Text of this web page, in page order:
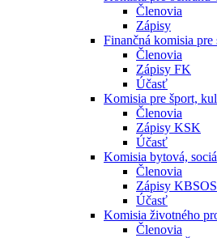
Členovia
Zápisy
Finančná komisia pre
Členovia
Zápisy FK
Účasť
Komisia pre šport,
Členovia
Zápisy KSK
Účasť
Komisia bytová,
Členovia
Zápisy KBSOS
Účasť
Komisia životného
Členovia